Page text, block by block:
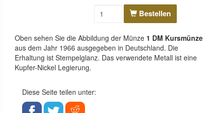
Bestellen
Oben sehen Sie die Abbildung der Münze 1 DM Kursmünze
aus dem Jahr 1966 ausgegeben in Deutschland. Die
Erhaltung ist Stempelglanz. Das verwendete Metall ist eine
Kupfer-Nickel Legierung.
Diese Seite teilen unter: